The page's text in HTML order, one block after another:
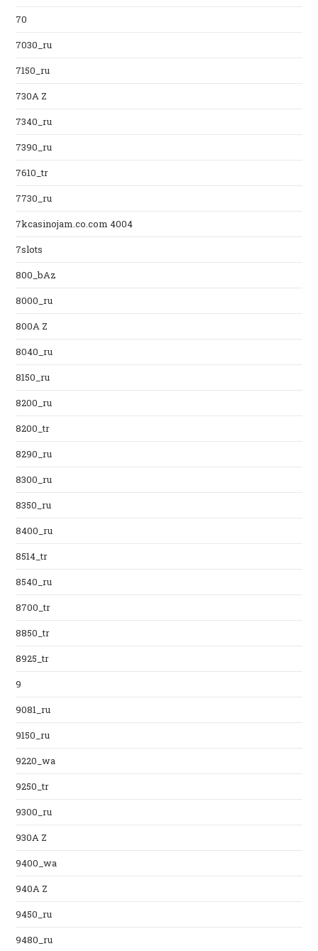
70
7030_ru
7150_ru
730A Z
7340_ru
7390_ru
7610_tr
7730_ru
7kcasinojam.co.com 4004
7slots
800_bAz
8000_ru
800A Z
8040_ru
8150_ru
8200_ru
8200_tr
8290_ru
8300_ru
8350_ru
8400_ru
8514_tr
8540_ru
8700_tr
8850_tr
8925_tr
9
9081_ru
9150_ru
9220_wa
9250_tr
9300_ru
930A Z
9400_wa
940A Z
9450_ru
9480_ru